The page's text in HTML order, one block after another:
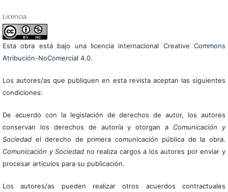
Licencia
Esta obra está bajo una licencia internacional Creative Commons
Atribución-NoComercial 4.0.
Los autores/as que publiquen en esta revista aceptan las siguientes
condiciones:
De acuerdo con la legislación de derechos de autor, los autores
conservan los derechos de autoría y otorgan a Comunicación y
Sociedadel derecho de primera comunicación pública de la obra.
Comunicación y Sociedad no realiza cargos a los autores por enviar y
procesar artículos para su publicación.
Los autores/as pueden realizar otros acuerdos contractuales